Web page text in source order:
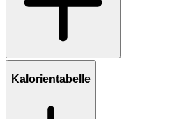
Kalorientabelle